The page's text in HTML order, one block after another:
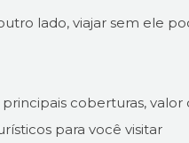
lado, viajar sem ele
coberturas, valor
para você visitar